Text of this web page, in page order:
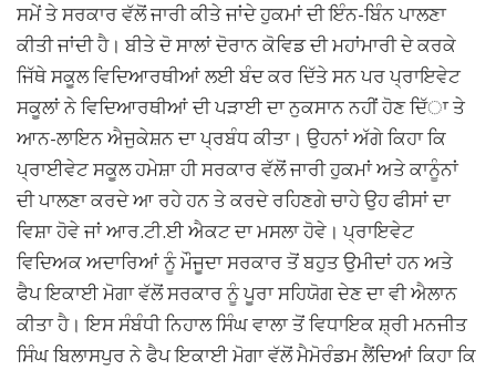
ਸਮੇਂ ਤੇ ਸਰਕਾਰ ਵੱਲੋਂ ਜਾਰੀ ਕੀਤੇ ਜਾਂਦੇ ਹੁਕਮਾਂ ਦੀ ਇੰਨ-ਬਿੰਨ ਪਾਲਣਾ
ਕੀਤੀ ਜਾਂਦੀ ਹੈ। ਬੀਤੇ ਦੋ ਸਾਲਾਂ ਦੋਰਾਨ ਕੋਵਿਡ ਦੀ ਮਹਾਂਮਾਰੀ ਦੇ ਕਰਕੇ
ਜਿੱਥੇ ਸਕੂਲ ਵਿਦਿਆਰਥੀਆਂ ਲਈ ਬੰਦ ਕਰ ਦਿੱਤੇ ਸਨ ਪਰ ਪ੍ਰਾਇਵੇਟ
ਸਕੂਲਾਂ ਨੇ ਵਿਦਿਆਰਥੀਆਂ ਦੀ ਪੜਾਈ ਦਾ ਨੁਕਸਾਨ ਨਹੀਂ ਹੋਣ ਦਿੱਾ ਤੇ
ਆਨ-ਲਾਇਨ ਐਜੁਕੇਸ਼ਨ ਦਾ ਪ੍ਰਬੰਧ ਕੀਤਾ। ਉਹਨਾਂ ਅੱਗੇ ਕਿਹਾ ਕਿ
ਪ੍ਰਾਈਵੇਟ ਸਕੂਲ ਹਮੇਸ਼ਾ ਹੀ ਸਰਕਾਰ ਵੱਲੋਂ ਜਾਰੀ ਹੁਕਮਾਂ ਅਤੇ ਕਾਨੂੰਨਾਂ
ਦੀ ਪਾਲਣਾ ਕਰਦੇ ਆ ਰਹੇ ਹਨ ਤੇ ਕਰਦੇ ਰਹਿਣਗੇ ਚਾਹੇ ਉਹ ਫੀਸਾਂ ਦਾ
ਵਿਸ਼ਾ ਹੋਵੇ ਜਾਂ ਆਰ.ਟੀ.ਈ ਐਕਟ ਦਾ ਮਸਲਾ ਹੋਵੇ। ਪ੍ਰਾਇਵੇਟ
ਵਿਦਿਅਕ ਅਦਾਰਿਆਂ ਨੂੰ ਮੌਜੂਦਾ ਸਰਕਾਰ ਤੋਂ ਬਹੁਤ ਉਮੀਦਾਂ ਹਨ ਅਤੇ
ਫੈਪ ਇਕਾਈ ਮੋਗਾ ਵੱਲੋਂ ਸਰਕਾਰ ਨੂੰ ਪੂਰਾ ਸਹਿਯੋਗ ਦੇਣ ਦਾ ਵੀ ਐਲਾਨ
ਕੀਤਾ ਹੈ। ਇਸ ਸੰਬੰਧੀ ਨਿਹਾਲ ਸਿੰਘ ਵਾਲਾ ਤੋਂ ਵਿਧਾਇਕ ਸ਼੍ਰੀ ਮਨਜੀਤ
ਸਿੰਘ ਬਿਲਾਸਪੁਰ ਨੇ ਫੈਪ ਇਕਾਈ ਮੋਗਾ ਵੱਲੋਂ ਮੈਮੋਰੰਡਮ ਲੈਂਦਿਆਂ ਕਿਹਾ ਕਿ